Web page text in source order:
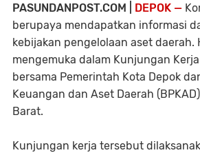
PASUNDANPOST.COM | DEPOK —
berupaya mendapatkan informasi
kebijakan pengelolaan aset daerah.
mengemuka dalam Kunjungan Kerja
bersama Pemerintah Kota Depok
Keuangan dan Aset Daerah
Barat.
Kunjungan kerja tersebut